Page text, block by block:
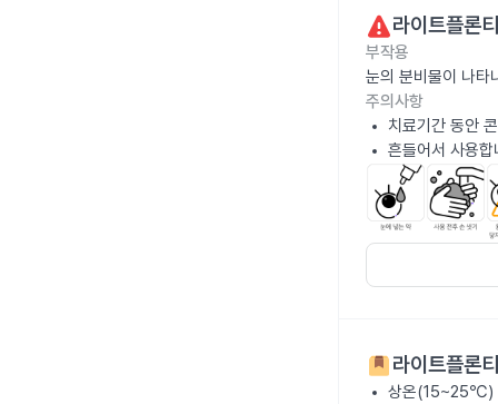
라이트플론
부작용
눈의 분비물이 나타
주의사항
치료기간 동안
흔들어서 사용합
라이트플론
상온(15~25℃)